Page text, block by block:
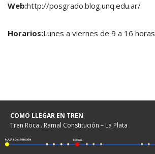
Web:http://posgrado.blog.unq.edu.ar/
Horarios:Lunes a viernes de 9 a 16 horas
COMO LLEGAR EN TREN
Tren Roca . Ramal Constitución – La Plata